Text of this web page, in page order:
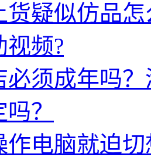
货疑似仿品
视频?
必须成年吗
？
作电脑就迫